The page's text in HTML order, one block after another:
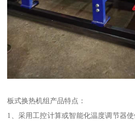
板式换热机组产品特点：
1、采用工控计算或智能化温度调节器